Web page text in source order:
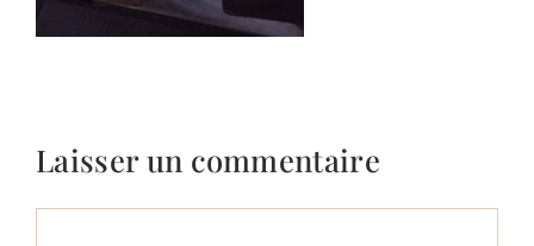
Laisser un commentaire